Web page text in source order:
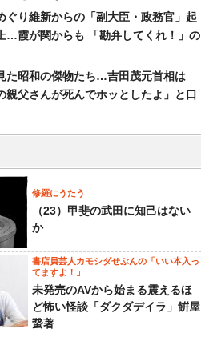
ぐり維新からの「副大臣・政務官」起
…霞が関からも 「勘弁してくれ！」の
た昭和の傑物たち…吉田茂元首相は
親父さんが死んでホッとしたよ」と口
修羅にうたう
（23）甲斐の武田に知己はない
か
書店員芸人カモシダせぶんの「いい本入っ
てますよ！」
未発売のAVから始まる震えるほ
ど怖い怪談「ダクダデイラ」餠屋
䖸著